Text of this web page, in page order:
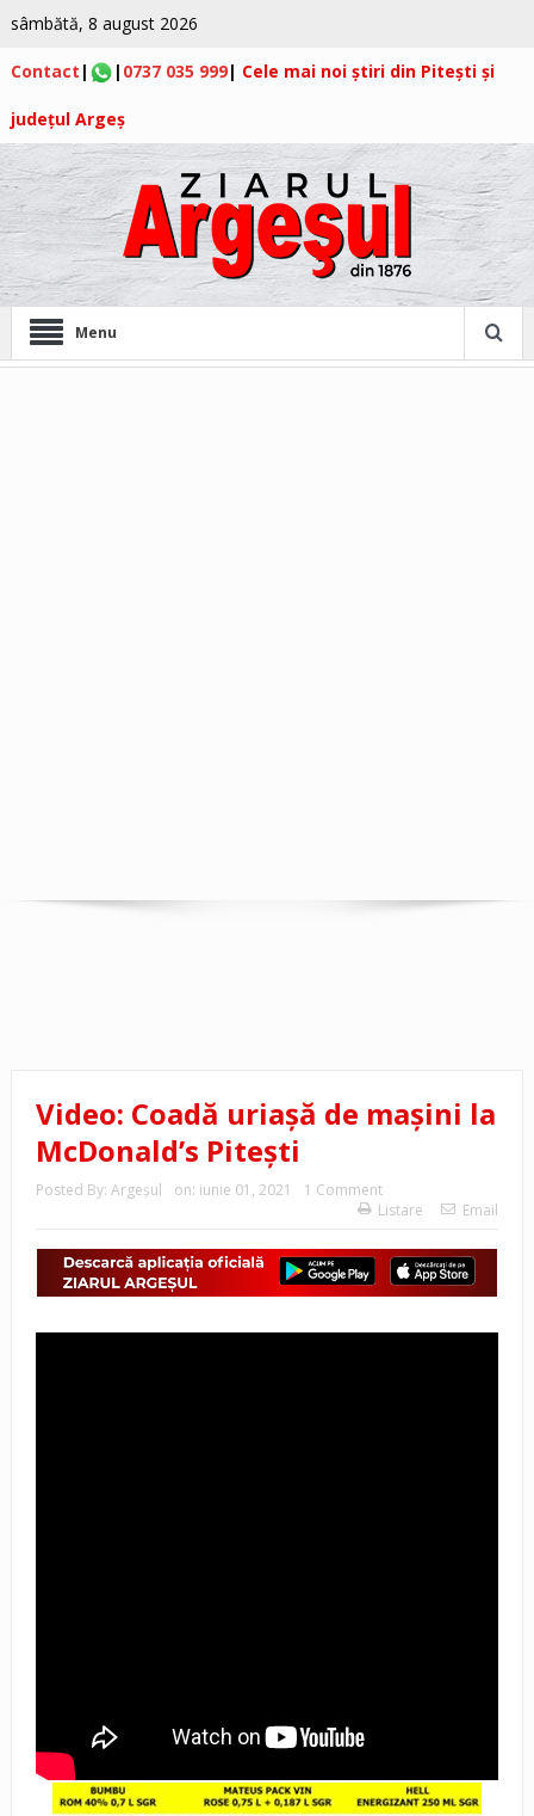
sâmbătă, 8 august 2026
Contact | | 0737 035 999| Cele mai noi știri din Pitești și
județul Argeș
Menu
Video: Coadă uriașă de mașini la
McDonald’s Pitești
Posted By: Argeşul on: iunie 01, 2021
1 Comment
Listare
Email